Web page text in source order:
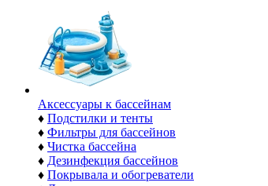
Аксессуары к бассейнам
♦ Подстилки и тенты
♦ Фильтры для бассейнов
♦ Чистка бассейна
♦ Дезинфекция бассейнов
♦ Покрывала и обогреватели